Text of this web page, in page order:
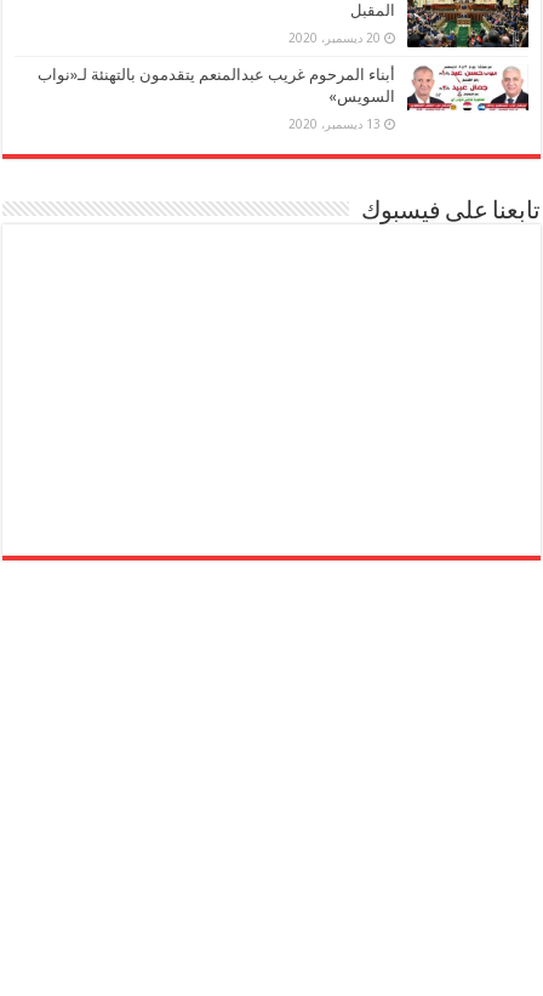
المقبل
20 ديسمبر، 2020
أبناء المرحوم غريب عبدالمنعم يتقدمون بالتهنئة لـ«نواب
السويس»
13 ديسمبر، 2020
تابعنا على فيسبوك